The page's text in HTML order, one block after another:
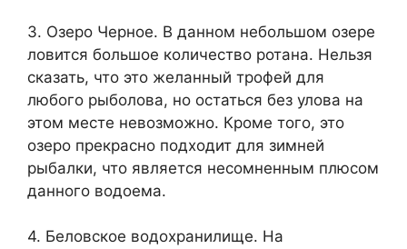
3. Озеро Черное. В данном небольшом озере
ловится большое количество ротана. Нельзя
сказать, что это желанный трофей для
любого рыболова, но остаться без улова на
этом месте невозможно. Кроме того, это
озеро прекрасно подходит для зимней
рыбалки, что является несомненным плюсом
данного водоема.
4. Беловское водохранилище. На